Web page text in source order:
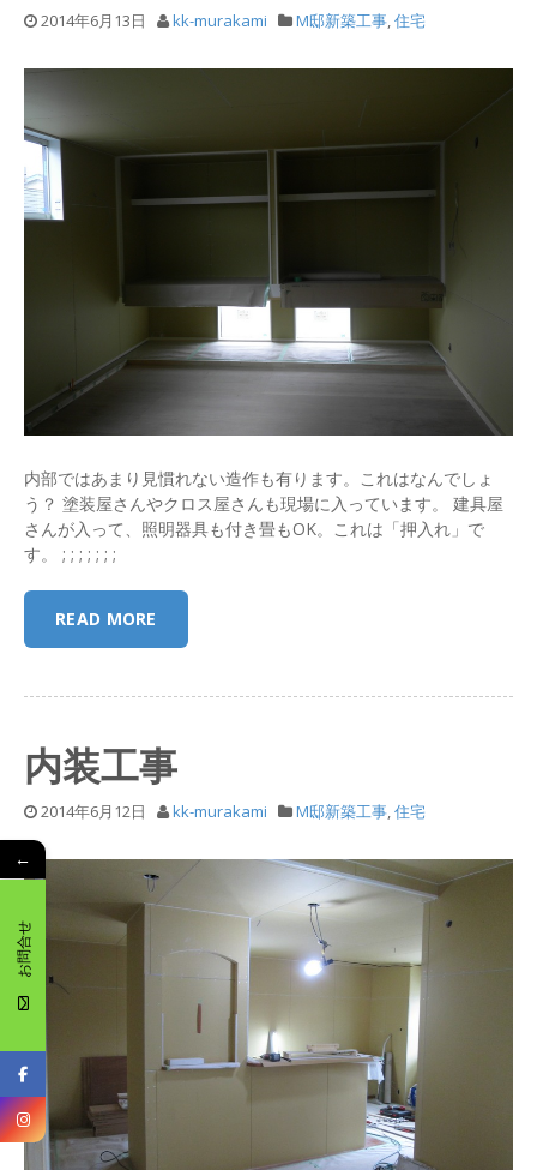
2014年6月13日 kk-murakami M邸新築工事,住宅
内部ではあまり見慣れない造作も有ります。これはなんでしょ
う？ 塗装屋さんやクロス屋さんも現場に入っています。 建具屋
さんが入って、照明器具も付き畳もOK。これは「押入れ」で
す。 ; ; ; ; ; ; ;
READ MORE
内装工事
2014年6月12日 kk-murakami M邸新築工事,住宅
←
お問合せ